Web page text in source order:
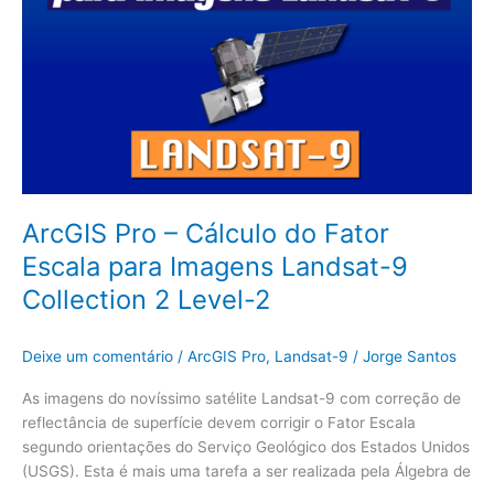
ArcGIS Pro – Cálculo do Fator
Escala para Imagens Landsat-9
Collection 2 Level-2
Deixe um comentário / ArcGIS Pro, Landsat-9 / Jorge Santos
As imagens do novíssimo satélite Landsat-9 com correção de
reflectância de superfície devem corrigir o Fator Escala
segundo orientações do Serviço Geológico dos Estados Unidos
(USGS). Esta é mais uma tarefa a ser realizada pela Álgebra de